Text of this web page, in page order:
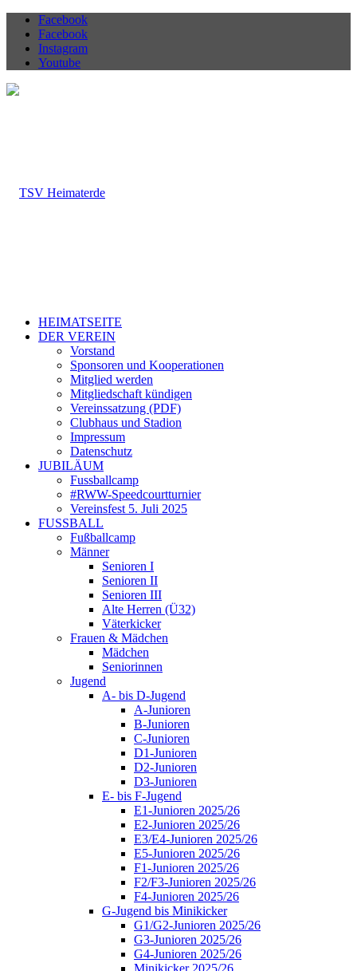
Facebook
Facebook
Instagram
Youtube
HEIMATSEITE
DER VEREIN
Vorstand
Sponsoren und Kooperationen
Mitglied werden
Mitgliedschaft kündigen
Vereinssatzung (PDF)
Clubhaus und Stadion
Impressum
Datenschutz
JUBILÄUM
Fussballcamp
#RWW-Speedcourtturnier
Vereinsfest 5. Juli 2025
FUSSBALL
Fußballcamp
Männer
Senioren I
Senioren II
Senioren III
Alte Herren (Ü32)
Väterkicker
Frauen & Mädchen
Mädchen
Seniorinnen
Jugend
A- bis D-Jugend
A-Junioren
B-Junioren
C-Junioren
D1-Junioren
D2-Junioren
D3-Junioren
E- bis F-Jugend
E1-Junioren 2025/26
E2-Junioren 2025/26
E3/E4-Junioren 2025/26
E5-Junioren 2025/26
F1-Junioren 2025/26
F2/F3-Junioren 2025/26
F4-Junioren 2025/26
G-Jugend bis Minikicker
G1/G2-Junioren 2025/26
G3-Junioren 2025/26
G4-Junioren 2025/26
Minikicker 2025/26